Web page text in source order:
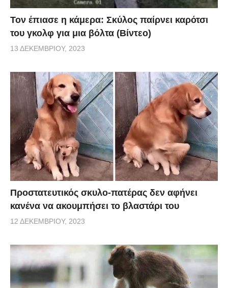
Τον έπιασε η κάμερα: Σκύλος παίρνει καρότσι
του γκολφ για μια βόλτα (Βίντεο)
13 ΔΕΚΕΜΒΡΊΟΥ, 2023
Προστατευτικός σκυλο-πατέρας δεν αφήνει
κανένα να ακουμπήσει το βλαστάρι του
12 ΔΕΚΕΜΒΡΊΟΥ, 2023